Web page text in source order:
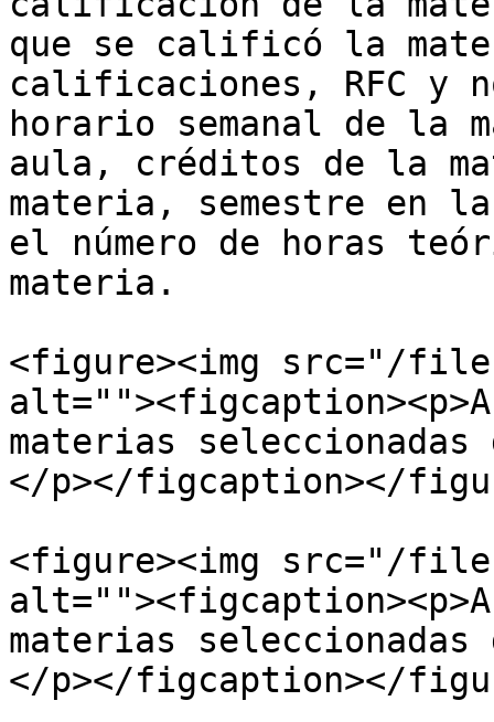
que se calificó la
calificaciones, RFC y
horario semanal de la
aula, créditos de la
materia, semestre en
el número de horas
materia.
<figure><img src="/files/
materias
</p></figcaption></
<figure><img src="/files/
materias
</p></figcaption></